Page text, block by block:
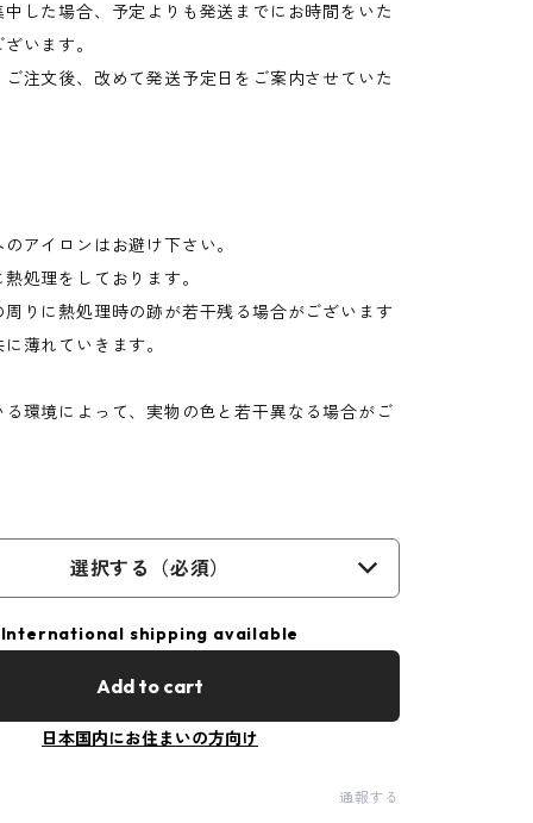
した場合、予定よりも発送までにお時間をいた
います。
注文後、改めて発送予定日をご案内させていた
アイロンはお避け下さい。
処理をしております。
りに熱処理時の跡が若干残る場合がございます
薄れていきます。
環境によって、実物の色と若干異なる場合がご
選択する（必須）
International shipping available
Add to cart
日本国内にお住まいの方向け
通報する